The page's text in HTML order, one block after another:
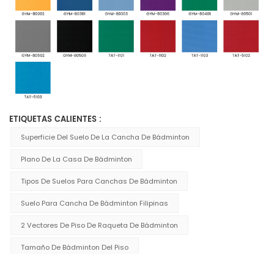
ETIQUETAS CALIENTES :
Superficie Del Suelo De La Cancha De Bádminton
Plano De La Casa De Bádminton
Tipos De Suelos Para Canchas De Bádminton
Suelo Para Cancha De Bádminton Filipinas
2 Vectores De Piso De Raqueta De Bádminton
Tamaño De Bádminton Del Piso